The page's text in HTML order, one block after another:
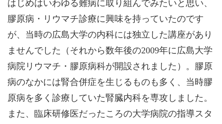
はじめはいわゆる難病に取り組んでみたいと思い、
膠原病・リウマチ診療に興味を持っていたのです
が、当時の広島大学の内科には独立した講座があり
ませんでした（それから数年後の2009年に広島大学
病院リウマチ・膠原病科が開設されました）。膠原
病のなかには腎合併症を生じるものも多く、当時膠
原病を多く診療していた腎臓内科を専攻しました。
また、臨床研修医だったころの大学病院の指導スタ